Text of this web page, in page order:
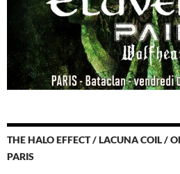
THE HALO EFFECT / LACUNA COIL /
PARIS